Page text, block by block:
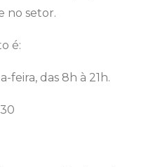
no setor.
é:
feira, das 8h à 21h.